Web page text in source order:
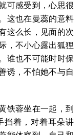
可感受到，心思很
这也在曼蕊的意料
这么长，见面的次
，不小心露出狐狸
谁也不可能时时保
诱，不怕她不与自
铁蓉坐在一起，到
挡着，对着耳朵讲